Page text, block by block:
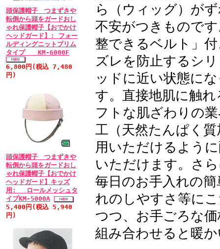
頭保護帽子 つまずきや
転倒から頭をガードおし
ゃれ保護帽子【おでかけ
ヘッドガード】: フォー
ルディングニットブリム
タイプ KM-6000F
6,800円(税込 7,480
円)
頭保護帽子 つまずきや
転倒から頭をガードおし
ゃれ保護帽子【おでかけ
ヘッドガード】キッズ
用: ロールメッシュタ
イプKM-5000A
5,400円(税込 5,940
円)
• 2011/03/15 投稿者
ル：★★★★★
大変な時期に迅速な対
東北地方太平洋沖地震
ございました。 前回の
よろしくお願いします。
• 2011/03/15 投稿者
おしゃれを楽しみたい
美容室でカットしてい
ルになり、脱毛前に似
ています。ちょっと気
と、鏡を見ていても馴
った後、自髪をロング
で、今度は、ショート
生えてくるのを待ちな
ら（ウィッグ）が
不安がつきもので
整できるベルト」
ズレを防止するシ
ッドに近い状態に
す。直接地肌に触
フトな肌ざわりの
工（天然たんぱく
用いただけるよう
いただけます。さ
毎日のお手入れの
れのしやすさ等に
つつ、お手ごろな
組み合わせると暖